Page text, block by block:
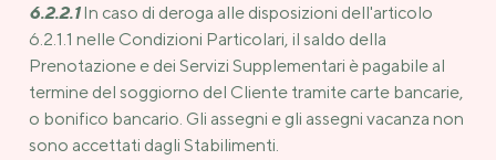
6.2.2.1In caso di deroga alle disposizioni dell'articolo
6.2.1.1 nelle Condizioni Particolari, il saldo della
Prenotazione e dei Servizi Supplementari è pagabile al
termine del soggiorno del Cliente tramite carte bancarie,
o bonifico bancario. Gli assegni e gli assegni vacanza non
sono accettati dagli Stabilimenti.